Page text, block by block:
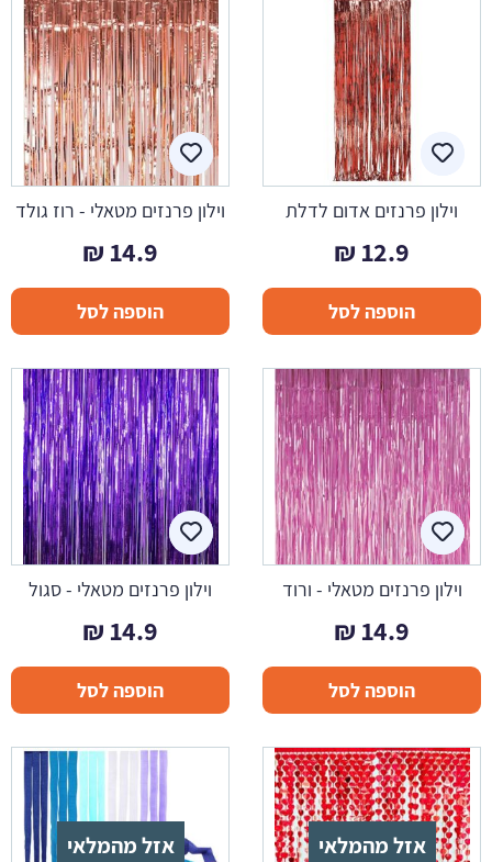
וילון פרנזים אדום לדלת
12.9
₪
הוספה לסל
וילון פרנזים מטאלי - רוז גולד
14.9
₪
הוספה לסל
וילון פרנזים מטאלי - ורוד
14.9
₪
הוספה לסל
וילון פרנזים מטאלי - סגול
14.9
₪
הוספה לסל
אזל מהמלאי אזל מהמלאי